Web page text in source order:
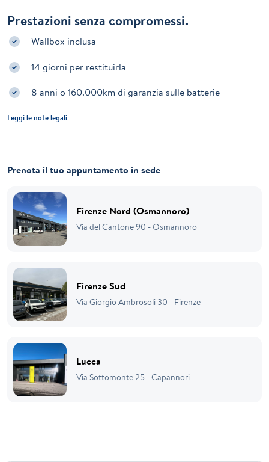
Prestazioni senza compromessi.
Wallbox inclusa
14 giorni per restituirla
8 anni o 160.000km di garanzia sulle batterie
Leggi le note legali
Prenota il tuo appuntamento in sede
Firenze Nord (Osmannoro)
Via del Cantone 90 - Osmannoro
Firenze Sud
Via Giorgio Ambrosoli 30 - Firenze
Lucca
Via Sottomonte 25 - Capannori